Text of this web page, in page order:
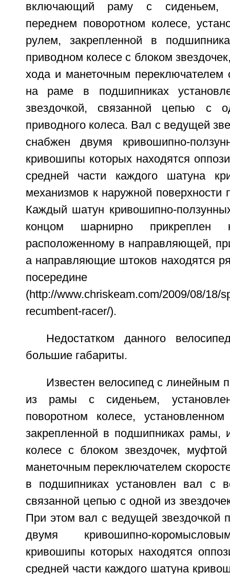
включающий раму с сиденьем,
переднем поворотном колесе,
рулем, закрепленной в
приводном колесе с блоком
хода и манеточным переключателем
на раме в подшипниках
звездочкой, связанной цепью с
приводного колеса. Вал с ведущей
снабжен двумя кривошипно-
кривошипы которых находятся
средней части каждого шатуна
механизмов к наружной поверхности
Каждый шатун кривошипно-
концом шарнирно
расположенному в направляющей,
а направляющие штоков находятся
посередине
(http://www.chriskeam.com/2009/08/18/
recumbent-racer/).
Недостатком данного
большие габариты.
Известен велосипед с линейным
из рамы с сиденьем,
поворотном колесе,
закрепленной в подшипниках рамы,
колесе с блоком звездочек,
манеточным переключателем
в подшипниках установлен вал с
связанной цепью с одной из
При этом вал с ведущей звездочкой
двумя кривошипно-
кривошипы которых находятся
средней части каждого шатуна